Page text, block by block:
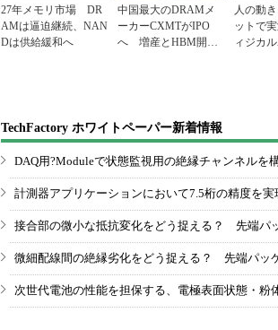
27年メモリ市場 DR
AMは逼迫継続、NAN
Dは供給緩和へ
中国最大のDRAMメ
ーカーCXMTがIPO
へ 増産とHBM開発
人の動
ットで
ィジカ
TechFactory ホワイトペーパー新着情報
DAQ用?Moduleで状態監視用の絶縁チャンネルを
計測器アプリケーションにおいて7.5桁の精度を実
接合部の微小な抵抗変化をどう捉える？ 先端パ
微細配線間の絶縁劣化をどう捉える？ 先端パッ
次世代電池の性能を担保する、電極表面状態・粉